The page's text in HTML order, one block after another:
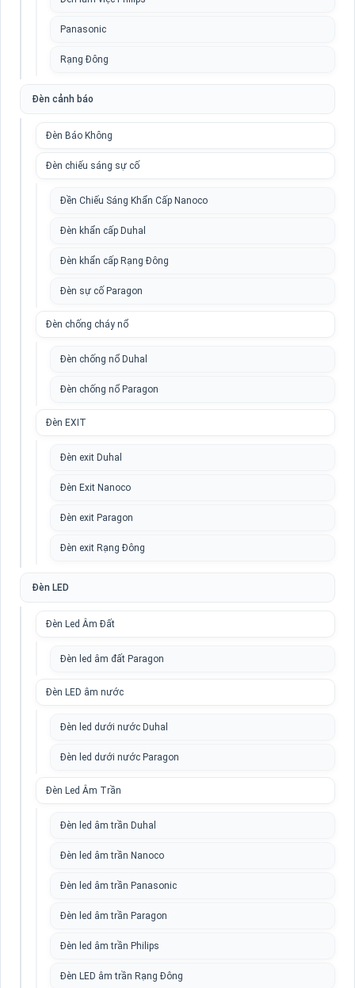
Panasonic
Rạng Đông
Đèn cảnh báo
Đèn Báo Không
Đèn chiếu sáng sự cố
Đền Chiếu Sáng Khẩn Cấp Nanoco
Đèn khẩn cấp Duhal
Đèn khẩn cấp Rạng Đông
Đèn sự cố Paragon
Đèn chống cháy nổ
Đèn chống nổ Duhal
Đèn chống nổ Paragon
Đèn EXIT
Đèn exit Duhal
Đèn Exit Nanoco
Đèn exit Paragon
Đèn exit Rạng Đông
Đèn LED
Đèn Led Âm Đất
Đèn led âm đất Paragon
Đèn LED âm nước
Đèn led dưới nước Duhal
Đèn led dưới nước Paragon
Đèn Led Âm Trần
Đèn led âm trần Duhal
Đèn led âm trần Nanoco
Đèn led âm trần Panasonic
Đèn led âm trần Paragon
Đèn led âm trần Philips
Đèn LED âm trần Rạng Đông